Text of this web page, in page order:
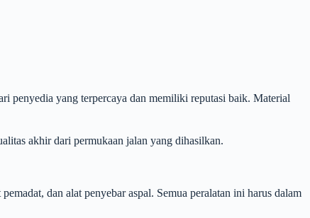
penyedia yang terpercaya dan memiliki reputasi baik. Material
akhir dari permukaan jalan yang dihasilkan.
dan alat penyebar aspal. Semua peralatan ini harus dalam